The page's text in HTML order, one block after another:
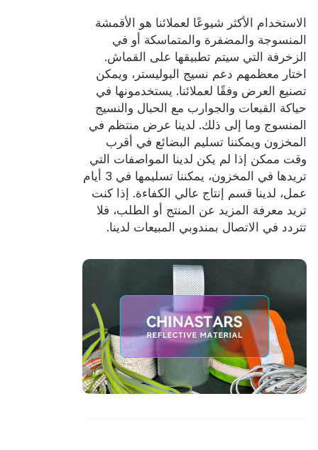
الاستخدام الأكثر شيوعًا لعملائنا هو الأقمشة
المنسوجة والمضفرة والمتماسكة أو في
الزخرفة التي سيتم تطبيقها على القماش.
اختار معظمهم دعم نسيج البوليستر، ويمكن
تصنيع العرض وفقًا لعملائنا. يستخدمونها في
حياكة القبعات والجوارب مع الحبال والنسيج
المنسوج وما إلى ذلك. لدينا عرض منتظم في
المخزون ويمكننا تسليم البضائع في أقرب
وقت ممكن إذا لم يكن لدينا المواصفات التي
تريدها في المخزون، يمكننا تسليمها في 3 أيام
عمل، لدينا قسم إنتاج عالي الكفاءة. إذا كنت
تريد معرفة المزيد عن المنتج أو الطلب، فلا
تتردد في الاتصال بمندوبي المبيعات لدينا.